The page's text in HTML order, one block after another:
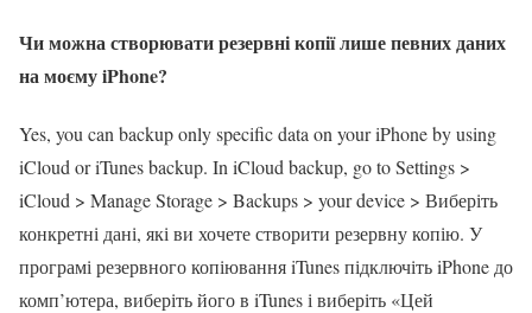
Чи можна створювати резервні копії лише певних даних
на моєму iPhone?
Yes, you can backup only specific data on your iPhone by using
iCloud or iTunes backup. In iCloud backup, go to Settings >
iCloud > Manage Storage > Backups > your device > Виберіть
конкретні дані, які ви хочете створити резервну копію. У
програмі резервного копіювання iTunes підключіть iPhone до
комп’ютера, виберіть його в iTunes і виберіть «Цей